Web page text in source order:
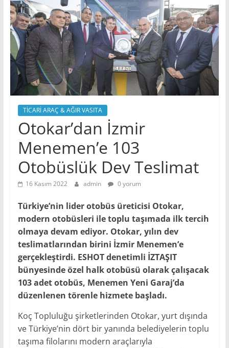
TİCARİ ARAÇ & AĞIR VASITA
Otokar’dan İzmir
Menemen’e 103
Otobüslük Dev Teslimat
16 Kasım 2022 admin 0 yorum
Türkiye’nin lider otobüs üreticisi Otokar,
modern otobüsleri ile toplu taşımada ilk tercih
olmaya devam ediyor. Otokar, yılın dev
teslimatlarından birini İzmir Menemen’e
gerçekleştirdi. ESHOT denetimli İZTAŞIT
bünyesinde özel halk otobüsü olarak çalışacak
103 adet otobüs, Menemen Yeni Garaj’da
düzenlenen törenle hizmete başladı.
Koç Topluluğu şirketlerinden Otokar, yurt dışında
ve Türkiye’nin dört bir yanında belediyelerin toplu
taşıma filolarını modern araçlarıyla